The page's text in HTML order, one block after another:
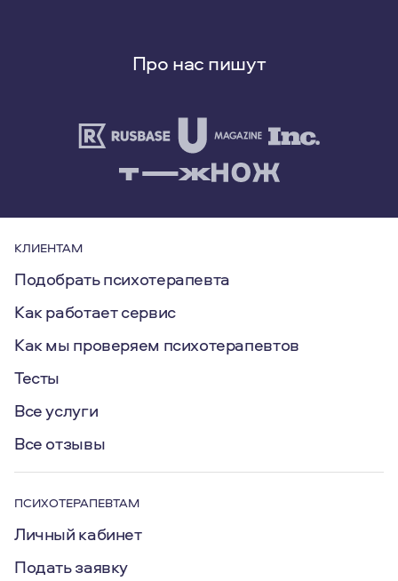
Про нас пишут
КЛИЕНТАМ
Подобрать психотерапевта
Как работает сервис
Как мы проверяем психотерапевтов
Тесты
Все услуги
Все отзывы
ПСИХОТЕРАПЕВТАМ
Личный кабинет
Подать заявку